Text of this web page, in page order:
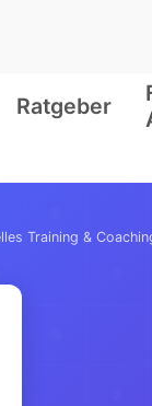
Ratgeber
Training &